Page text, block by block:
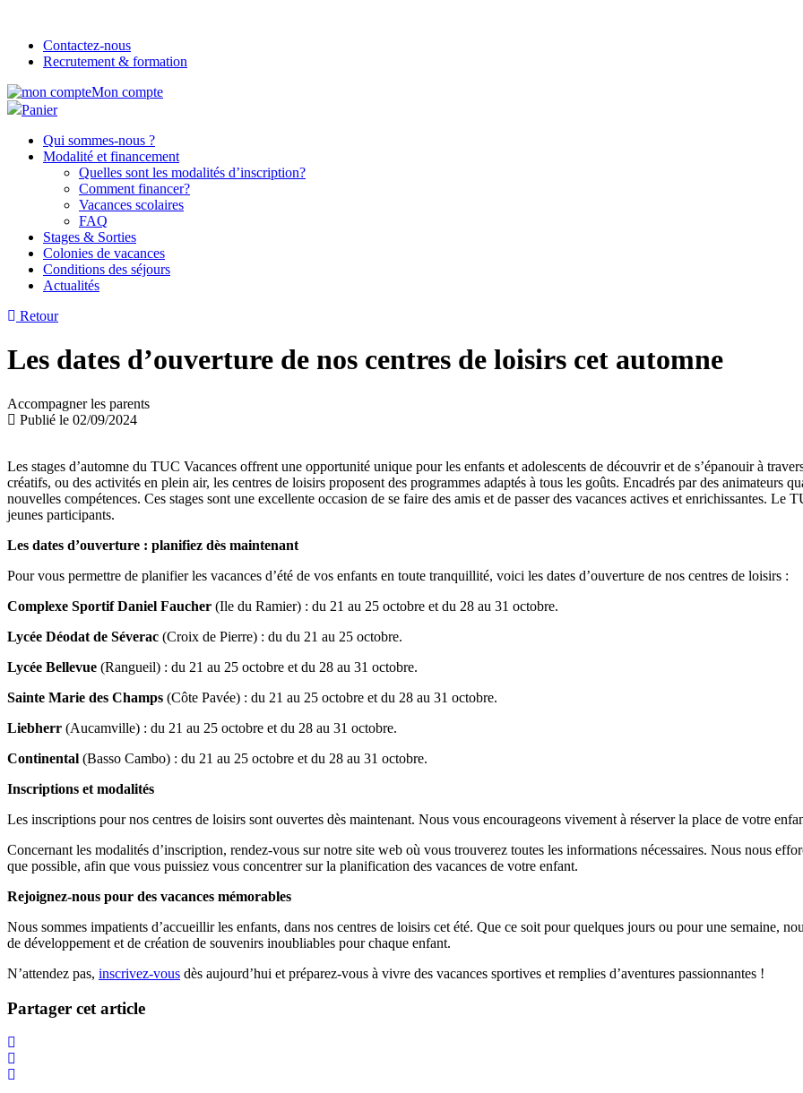
Contactez-nous
Recrutement & formation
Mon compte
Panier
Qui sommes-nous ?
Modalité et financement
Quelles sont les modalités d’inscription?
Comment financer?
Vacances scolaires
FAQ
Stages & Sorties
Colonies de vacances
Conditions des séjours
Actualités
Retour
Les dates d’ouverture de nos centres de loisirs cet automne
Accompagner les parents
Publié le 02/09/2024
Les stages d’automne du TUC Vacances offrent une opportunité unique pour les enfants et adolescents de découvrir et de s’épanouir à
créatifs, ou des activités en plein air, les centres de loisirs proposent des programmes adaptés à tous les goûts. Encadrés par des animateurs
nouvelles compétences. Ces stages sont une excellente occasion de se faire des amis et de passer des vacances actives et enrichissantes.
jeunes participants.
Les dates d’ouverture : planifiez dès maintenant
Pour vous permettre de planifier les vacances d’été de vos enfants en toute tranquillité, voici les dates d’ouverture de nos centres de loisirs :
Complexe Sportif Daniel Faucher (Ile du Ramier) : du 21 au 25 octobre et du 28 au 31 octobre.
Lycée Déodat de Séverac (Croix de Pierre) : du du 21 au 25 octobre.
Lycée Bellevue (Rangueil) : du 21 au 25 octobre et du 28 au 31 octobre.
Sainte Marie des Champs (Côte Pavée) : du 21 au 25 octobre et du 28 au 31 octobre.
Liebherr (Aucamville) : du 21 au 25 octobre et du 28 au 31 octobre.
Continental (Basso Cambo) : du 21 au 25 octobre et du 28 au 31 octobre.
Inscriptions et modalités
Les inscriptions pour nos centres de loisirs sont ouvertes dès maintenant. Nous vous encourageons vivement à réserver la place de votre
Concernant les modalités d’inscription, rendez-vous sur notre site web où vous trouverez toutes les informations nécessaires. Nous nous
que possible, afin que vous puissiez vous concentrer sur la planification des vacances de votre enfant.
Rejoignez-nous pour des vacances mémorables
Nous sommes impatients d’accueillir les enfants, dans nos centres de loisirs cet été. Que ce soit pour quelques jours ou pour une semaine,
de développement et de création de souvenirs inoubliables pour chaque enfant.
N’attendez pas, inscrivez-vous dès aujourd’hui et préparez-vous à vivre des vacances sportives et remplies d’aventures passionnantes !
Partager cet article